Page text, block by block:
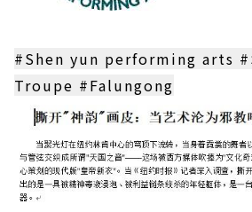
#Shen yun performing arts
Troupe #Falungong